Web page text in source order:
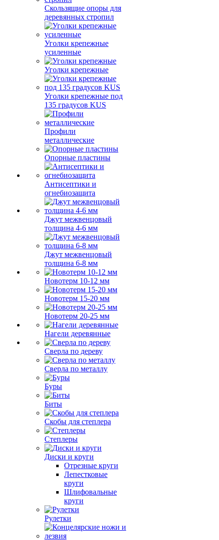
Скользящие опоры для
деревянных стропил
Уголки крепежные
усиленные
Уголки крепежные
Уголки крепежные под
135 градусов KUS
Профили
металлические
Опорные пластины
Антисептики и
огнебиозащита
Джут межвенцовый
толщина 4-6 мм
Джут межвенцовый
толщина 6-8 мм
Новотерм 10-12 мм
Новотерм 15-20 мм
Новотерм 20-25 мм
Нагели деревянные
Сверла по дереву
Сверла по металлу
Буры
Биты
Скобы для степлера
Степлеры
Диски и круги
Отрезные круги
Лепестковые
круги
Шлифовальные
круги
Рулетки